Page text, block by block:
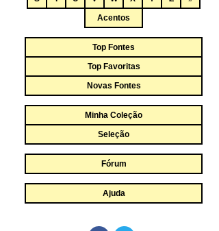
Acentos
Top Fontes
Top Favoritas
Novas Fontes
Minha Coleção
Seleção
Fórum
Ajuda